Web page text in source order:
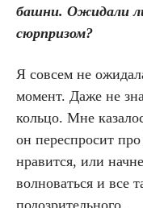
башни. Ожидали
сюрпризом?
Я совсем не
момент. Даже не
кольцо. Мне
он переспросит
нравится, или
волноваться и все
подозрительного.